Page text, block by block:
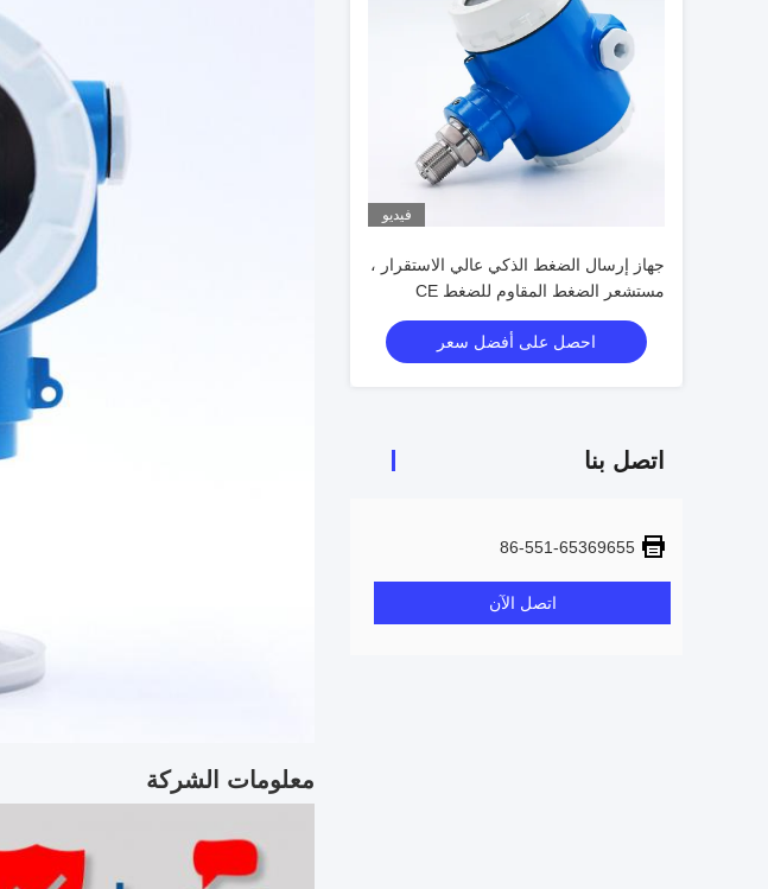
فيديو
جهاز إرسال الضغط الذكي عالي الاستقرار ،
مستشعر الضغط المقاوم للضغط CE
احصل على أفضل سعر
اتصل بنا
86-551-65369655
اتصل الآن
معلومات الشركة